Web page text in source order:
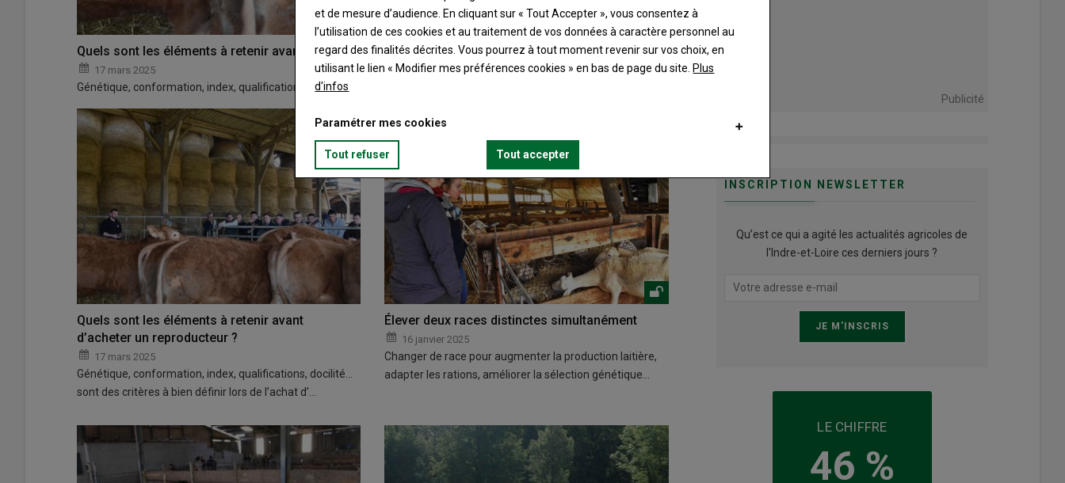
Quels sont les éléments à retenir avant d’acheter un reproducteur ?
17 mars 2025
Génétique, conformation, index, qualifications, docilité… sont des critères à bien définir lors de l’achat d’…
Quels sont les éléments à retenir avant
d’acheter un reproducteur ?
17 mars 2025
Génétique, conformation, index, qualifications, docilité…
sont des critères à bien définir lors de l’achat d’…
Élever deux races distinctes simultanément
16 janvier 2025
Changer de race pour augmenter la production laitière,
adapter les rations, améliorer la sélection génétique…
Publicité
INSCRIPTION NEWSLETTER
Qu’est ce qui a agité les actualités agricoles de
l'Indre-et-Loire ces derniers jours ?
LE CHIFFRE
46 %
et de mesure d’audience. En cliquant sur « Tout Accepter », vous consentez à
l’utilisation de ces cookies et au traitement de vos données à caractère personnel au
regard des finalités décrites. Vous pourrez à tout moment revenir sur vos choix, en
utilisant le lien « Modifier mes préférences cookies » en bas de page du site.Plus
d'infos
Paramétrer mes cookies
Tout refuser Tout accepter